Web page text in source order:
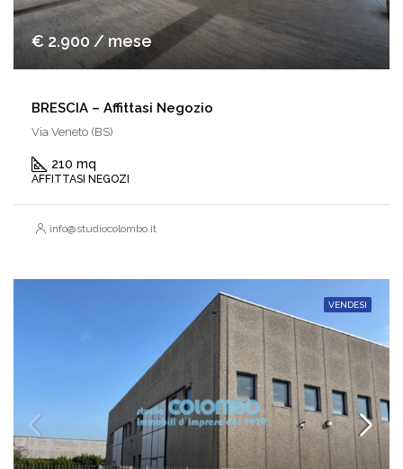
€ 2.900 / mese
BRESCIA – Affittasi Negozio
Via Veneto (BS)
210 mq
AFFITTASI NEGOZI
info@studiocolombo.it
VENDESI